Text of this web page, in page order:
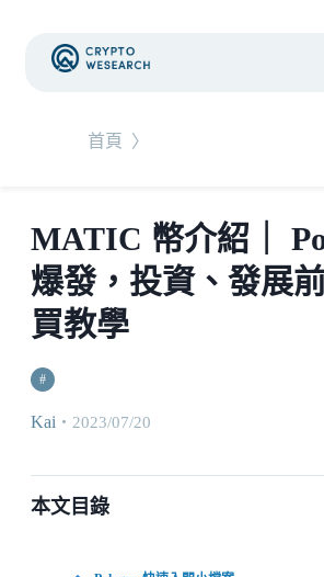
首頁 〉
MATIC 幣介紹｜
爆發，投資、發展
買教學
#
Kai ・ 2023/07/20
本文目錄